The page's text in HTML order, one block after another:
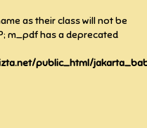
as their class will not be
m_pdf has a deprecated
public_html/